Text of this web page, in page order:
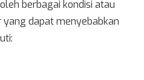
berbagai kondisi atau
yang dapat menyebabkan